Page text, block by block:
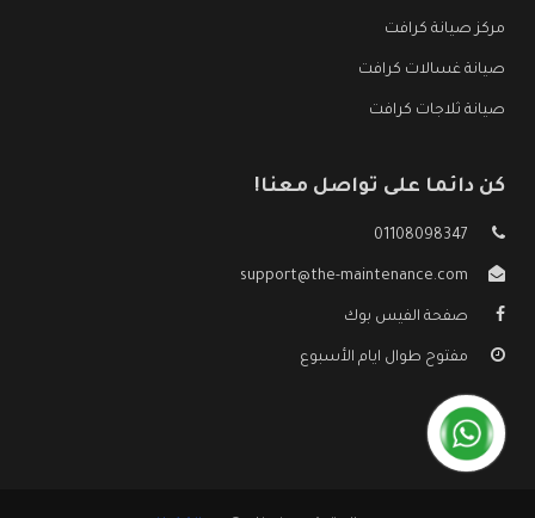
مركز صيانة كرافت
صيانة غسالات كرافت
صيانة ثلاجات كرافت
كن دائما على تواصل معنا!
01108098347
support@the-maintenance.com
صفحة الفيس بوك
مفتوح طوال ايام الأسبوع